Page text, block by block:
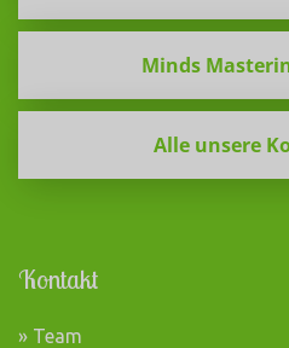
Minds
Alle unsere
Kontakt
» Team